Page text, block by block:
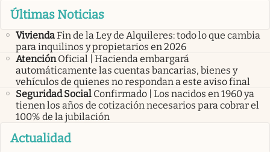
Últimas Noticias
ViviendaFin de la Ley de Alquileres: todo lo que cambia
para inquilinos y propietarios en 2026
Atención Oficial | Hacienda embargará
automáticamente las cuentas bancarias, bienes y
vehículos de quienes no respondan a este aviso final
Seguridad Social Confirmado | Los nacidos en 1960 ya
tienen los años de cotización necesarios para cobrar el
100% de la jubilación
Actualidad